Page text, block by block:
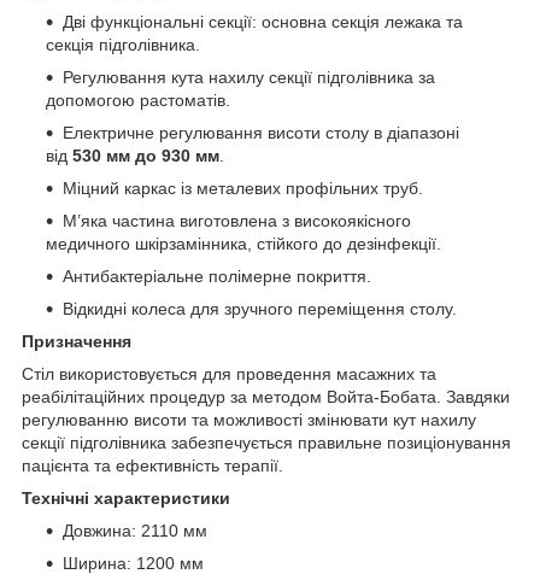
Дві функціональні секції: основна секція лежака та
секція підголівника.
Регулювання кута нахилу секції підголівника за
допомогою растоматів.
Електричне регулювання висоти столу в діапазоні
від 530 мм до 930 мм
Міцний каркас із металевих профільних труб.
М’яка частина виготовлена з високоякісного
медичного шкірзамінника, стійкого до дезінфекції.
Антибактеріальне полімерне покриття.
Відкидні колеса для зручного переміщення столу.
Призначення
Стіл використовується для проведення масажних та
реабілітаційних процедур за методом Войта-Бобата. Завдяки
регулюванню висоти та можливості змінювати кут нахилу
секції підголівника забезпечується правильне позиціонування
пацієнта та ефективність терапії.
Технічні характеристики
Довжина: 2110 мм
Ширина: 1200 мм